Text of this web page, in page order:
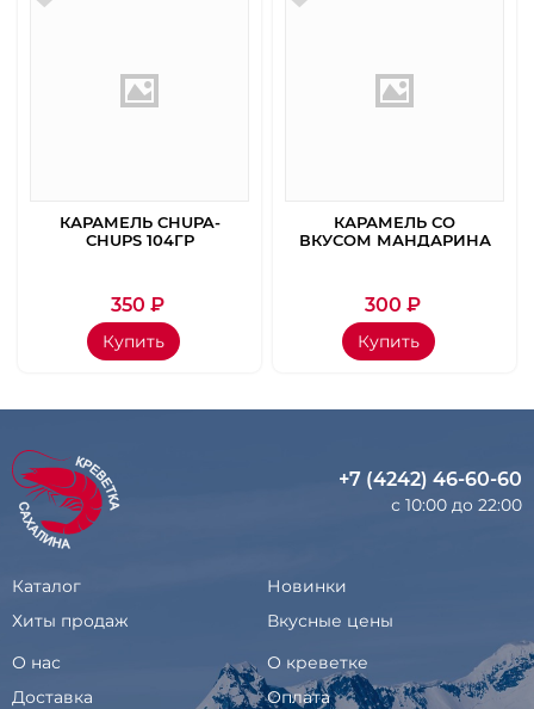
КАРАМЕЛЬ CHUPA-
CHUPS 104ГР
350 ₽
Купить
КАРАМЕЛЬ СО
ВКУСОМ МАНДАРИНА
300 ₽
Купить
+7 (4242) 46-60-60
с 10:00 до 22:00
Каталог
Новинки
Хиты продаж
Вкусные цены
О нас
О креветке
Доставка
Оплата